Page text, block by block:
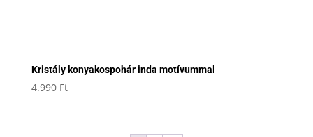
Kristály konyakospohár inda motívummal
4.990 Ft